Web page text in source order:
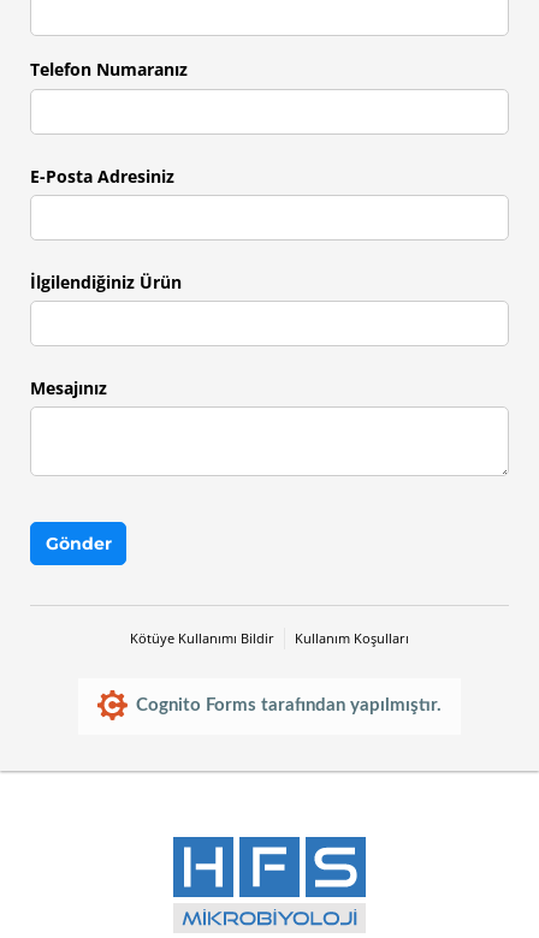
Telefon Numaranız
E-Posta Adresiniz
İlgilendiğiniz Ürün
Mesajınız
Gönder
Kötüye Kullanımı Bildir Kullanım Koşulları
Cognito Forms tarafından yapılmıştır.